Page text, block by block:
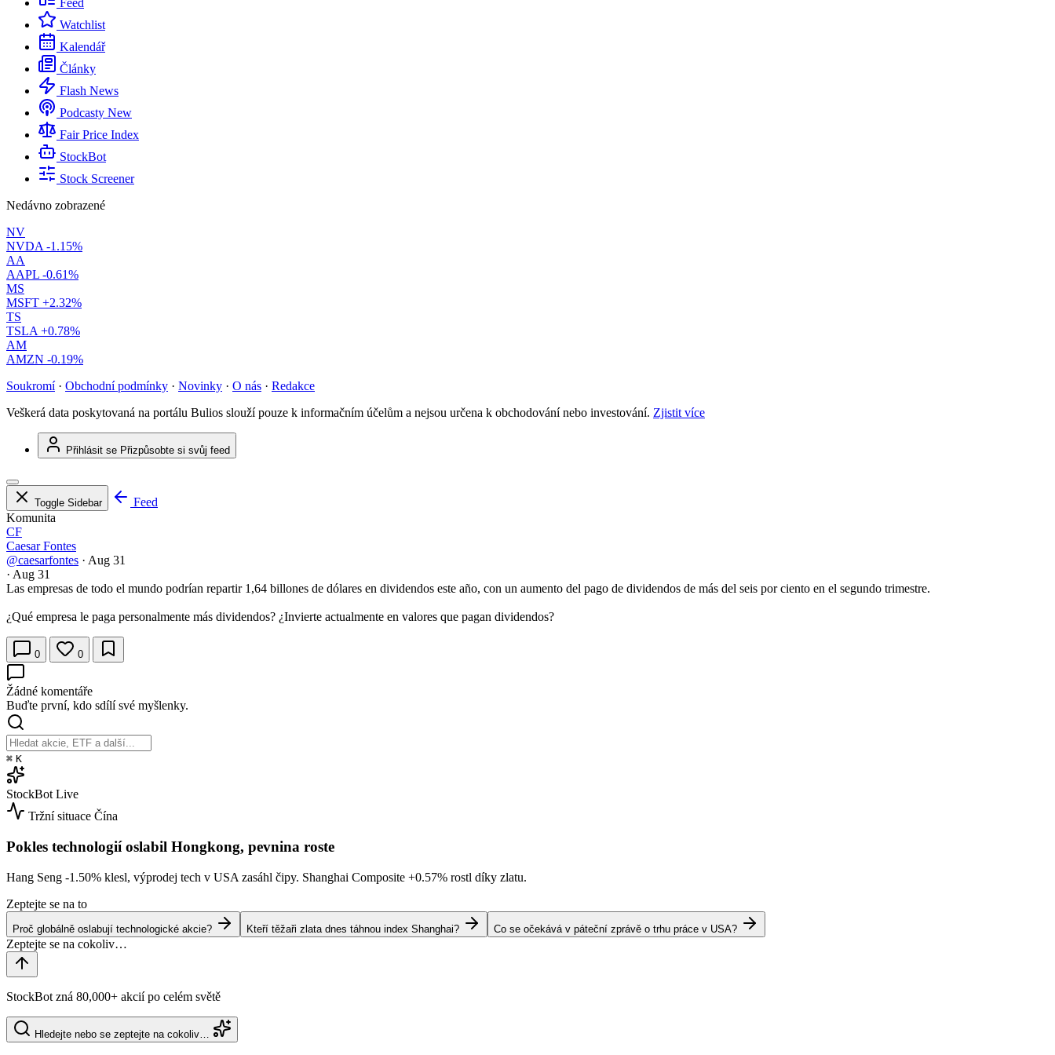
Feed
Watchlist
Kalendář
Články
Flash News
Podcasty New
Fair Price Index
StockBot
Stock Screener
Nedávno zobrazené
NV
NVDA -1.15%
AA
AAPL -0.61%
MS
MSFT +2.32%
TS
TSLA +0.78%
AM
AMZN -0.19%
Soukromí · Obchodní podmínky · Novinky · O nás · Redakce
Veškerá data poskytovaná na portálu Bulios slouží pouze k informačním účelům a nejsou určena k obchodování nebo investování. Zjistit více
Přihlásit se Přizpůsobte si svůj feed
Toggle Sidebar
Feed
Komunita
CF
Caesar Fontes
@caesarfontes · Aug 31
· Aug 31
Las empresas de todo el mundo podrían repartir 1,64 billones de dólares en dividendos este año, con un aumento del pago de dividendos de más del seis por ciento en el segundo trimestre.
¿Qué empresa le paga personalmente más dividendos? ¿Invierte actualmente en valores que pagan dividendos?
0 0
Žádné komentáře
Buďte první, kdo sdílí své myšlenky.
⌘ K
StockBot Live
Tržní situace Čína
Pokles technologií oslabil Hongkong, pevnina roste
Hang Seng -1.50% klesl, výprodej tech v USA zasáhl čipy. Shanghai Composite +0.57% rostl díky zlatu.
Zeptejte se na to
Proč globálně oslabují technologické akcie? Kteří těžaři zlata dnes táhnou index Shanghai? Co se očekává v páteční zprávě o trhu práce v USA?
StockBot zná 80,000+ akcií po celém světě
Hledejte nebo se zeptejte na cokoliv…